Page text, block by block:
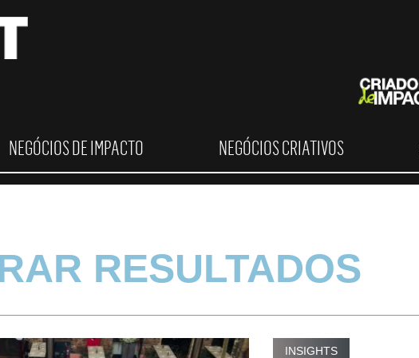
NEGÓCIOS DE IMPACTO NEGÓCIOS CRIATIVOS
RESULTADOS
INSIGHTS